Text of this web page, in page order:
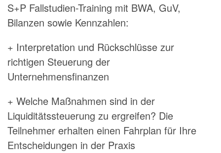
S+P Fallstudien-Training mit BWA, GuV,
Bilanzen sowie Kennzahlen:
+ Interpretation und Rückschlüsse zur
richtigen Steuerung der
Unternehmensfinanzen
+ Welche Maßnahmen sind in der
Liquiditätssteuerung zu ergreifen? Die
Teilnehmer erhalten einen Fahrplan für Ihre
Entscheidungen in der Praxis